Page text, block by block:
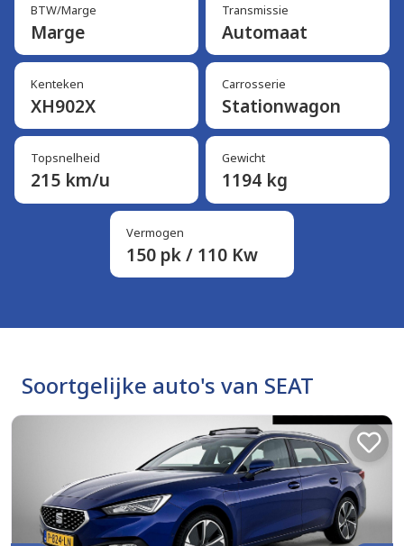
BTW/Marge
Marge
Transmissie
Automaat
Kenteken
XH902X
Carrosserie
Stationwagon
Topsnelheid
215 km/u
Gewicht
1194 kg
Vermogen
150 pk / 110 Kw
Soortgelijke auto's van SEAT